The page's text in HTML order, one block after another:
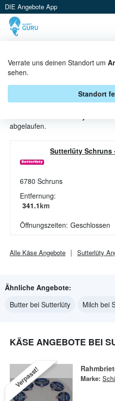
DIE Angebote App
Verrate uns deinen Standort um
sehen.
Standort
KÄSE
BEI SUTTERLÜTY
abgelaufen.
Sutterlüty Schruns
6780 Schruns
Entfernung:
341.1km
Öffnungszeiten: Geschlossen
Alle Käse Angebote Sutterlüty
Ähnliche Angebote:
Butter bei Sutterlüty
Milch bei
KÄSE ANGEBOTE BEI
Verpasst! Marke: